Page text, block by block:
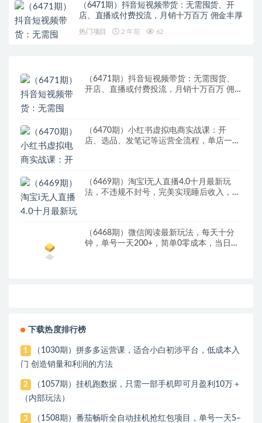
（6471期）抖音短视频带货：无需囤货、开
店、直播或付费投流，月销十万百万 佣金丰厚
热门项目 2 年前 62
（6471期）抖音短视频带货：无需囤货、
开店、直播或付费投流，月销十万百万 佣
（6470期）小红书虚拟电商实战课：开
店、选品、发笔记等运营全流程，单店一天
（6469期）淘宝i无人直播4.0十月最新玩
法，不违规不封号，完美实现睡后收入，日
（6468期）微信阅读最新玩法，每天十分
钟，单号一天200+，简单0零成本，当日提
下载热度排行榜
1
（1030期）拼多多运营课，适合小白初涉平台，低成本入
门 创造销量和利润的方法
2
（1057期）挂机跑数据，只需一部手机即可月盈利10万＋
（内部玩法）
3
（1508期）番茄畅听全自动挂机抢红包项目，单号一天5–